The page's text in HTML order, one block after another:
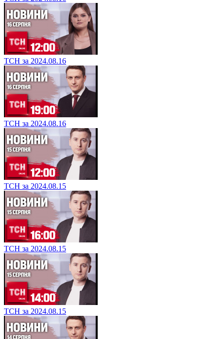
ТСН за 2024.08.16
ТСН за 2024.08.16
ТСН за 2024.08.15
ТСН за 2024.08.15
ТСН за 2024.08.15